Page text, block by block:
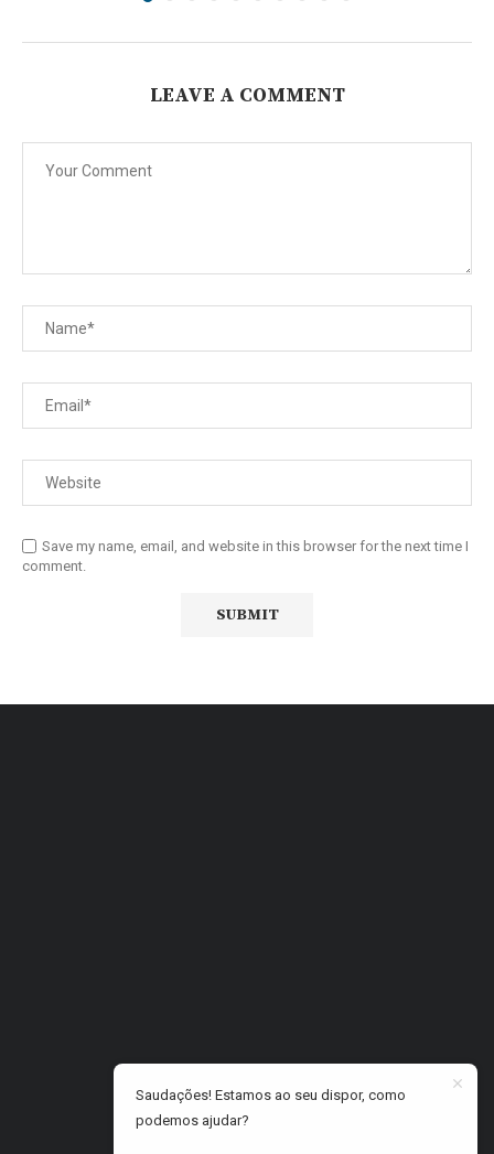
LEAVE A COMMENT
Save my name, email, and website in this browser for the next time I
comment.
Saudações! Estamos ao seu dispor, como
podemos ajudar?